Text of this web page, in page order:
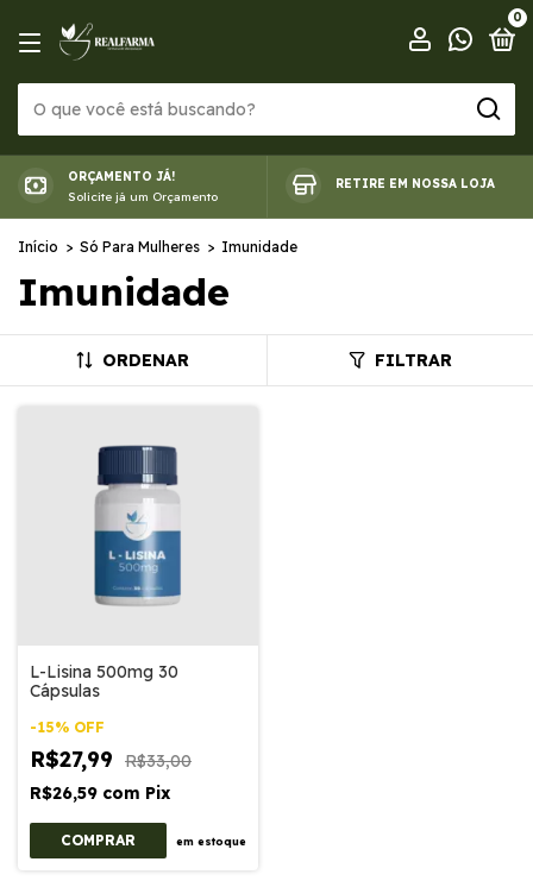
0
ORÇAMENTO JÁ!
Solicite já um Orçamento
RETIRE EM NOSSA LOJA
Início > Só Para Mulheres > Imunidade
Imunidade
ORDENAR FILTRAR
L-Lisina 500mg 30
Cápsulas
-15% OFF
R$27,99
R$33,00
R$26,59 com Pix
em estoque